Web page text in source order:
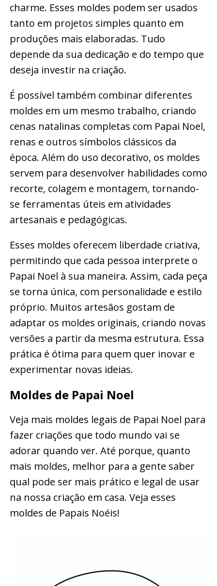
charme. Esses moldes podem ser usados
tanto em projetos simples quanto em
produções mais elaboradas. Tudo
depende da sua dedicação e do tempo que
deseja investir na criação.
É possível também combinar diferentes
moldes em um mesmo trabalho, criando
cenas natalinas completas com Papai Noel,
renas e outros símbolos clássicos da
época. Além do uso decorativo, os moldes
servem para desenvolver habilidades como
recorte, colagem e montagem, tornando-
se ferramentas úteis em atividades
artesanais e pedagógicas.
Esses moldes oferecem liberdade criativa,
permitindo que cada pessoa interprete o
Papai Noel à sua maneira. Assim, cada peça
se torna única, com personalidade e estilo
próprio. Muitos artesãos gostam de
adaptar os moldes originais, criando novas
versões a partir da mesma estrutura. Essa
prática é ótima para quem quer inovar e
experimentar novas ideias.
Moldes de Papai Noel
Veja mais moldes legais de Papai Noel para
fazer criações que todo mundo vai se
adorar quando ver. Até porque, quanto
mais moldes, melhor para a gente saber
qual pode ser mais prático e legal de usar
na nossa criação em casa. Veja esses
moldes de Papais Noéis!